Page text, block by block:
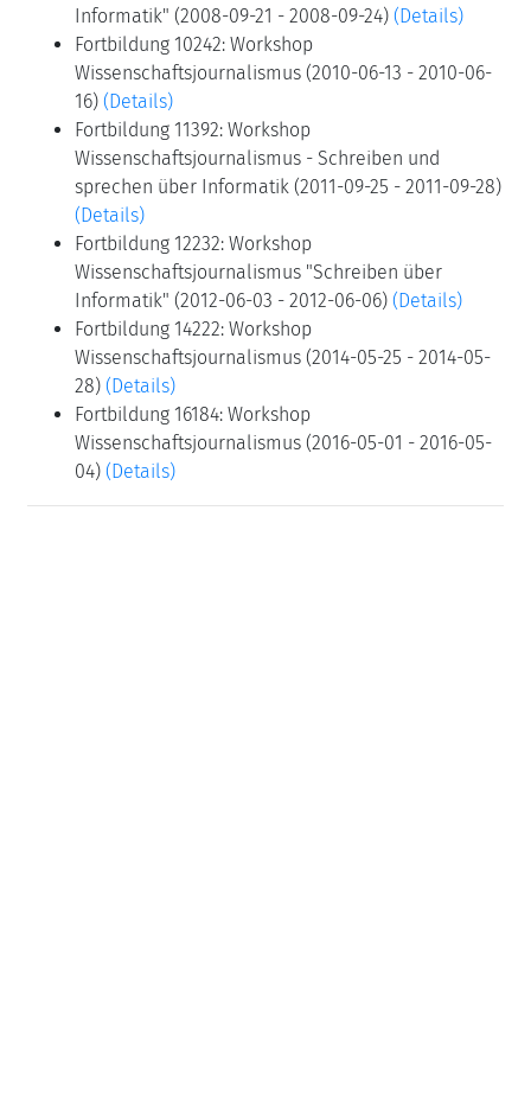
Informatik" (2008-09-21 - 2008-09-24) (Details)
Fortbildung 10242: Workshop
Wissenschaftsjournalismus (2010-06-13 - 2010-06-
16) (Details)
Fortbildung 11392: Workshop
Wissenschaftsjournalismus - Schreiben und
sprechen über Informatik (2011-09-25 - 2011-09-28)
(Details)
Fortbildung 12232: Workshop
Wissenschaftsjournalismus "Schreiben über
Informatik" (2012-06-03 - 2012-06-06) (Details)
Fortbildung 14222: Workshop
Wissenschaftsjournalismus (2014-05-25 - 2014-05-
28) (Details)
Fortbildung 16184: Workshop
Wissenschaftsjournalismus (2016-05-01 - 2016-05-
04) (Details)